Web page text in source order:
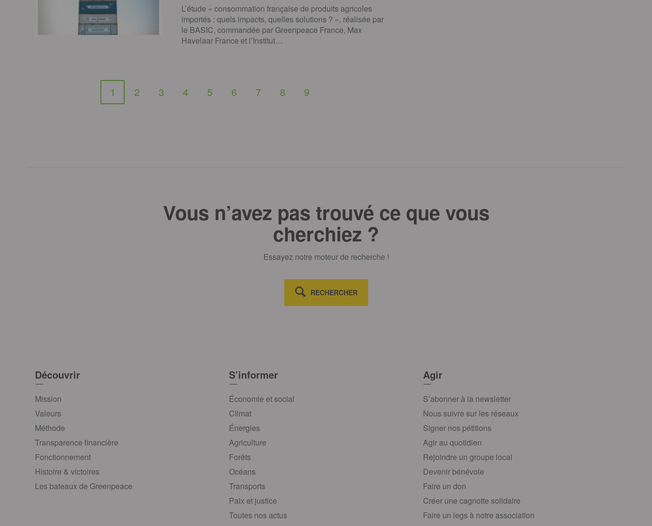
L’étude « consommation française de produits agricoles
importés : quels impacts, quelles solutions ? », réalisée par
le BASIC, commandée par Greenpeace France, Max
Havelaar France et l’Institut…
1 2 3 4 5 6 7 8 9
Vous n’avez pas trouvé ce que vous
cherchiez ?
Essayez notre moteur de recherche !
RECHERCHER
Découvrir
Mission
Valeurs
Méthode
Transparence financière
Fonctionnement
Histoire & victoires
Les bateaux de Greenpeace
S’informer
Économie et social
Climat
Énergies
Agriculture
Forêts
Océans
Transports
Paix et justice
Toutes nos actus
Agir
S’abonner à la newsletter
Nous suivre sur les réseaux
Signer nos pétitions
Agir au quotidien
Rejoindre un groupe local
Devenir bénévole
Faire un don
Créer une cagnotte solidaire
Faire un legs à notre association